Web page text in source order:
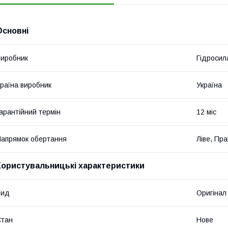
виробник Україна
термін 12 міс
обертання Ліве,
характеристики
Оригінал
Нове